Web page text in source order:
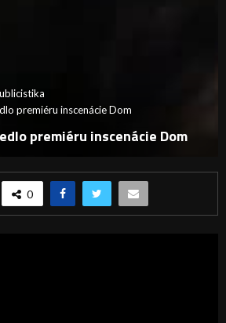
premiéru inscenácie Dom
premiéru inscenácie Dom
0